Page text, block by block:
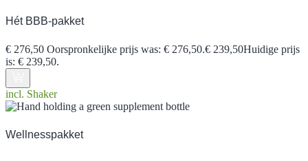
Hét BBB-pakket
€ 276,50 Oorspronkelijke prijs was: € 276,50.€ 239,50Huidige prijs
is: € 239,50.
incl. Shaker
Wellnesspakket